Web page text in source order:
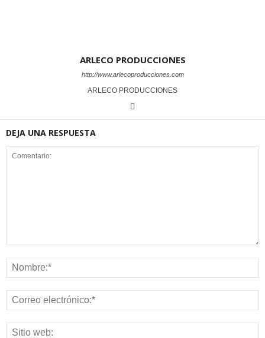
ARLECO PRODUCCIONES
http://www.arlecoproducciones.com
ARLECO PRODUCCIONES
DEJA UNA RESPUESTA